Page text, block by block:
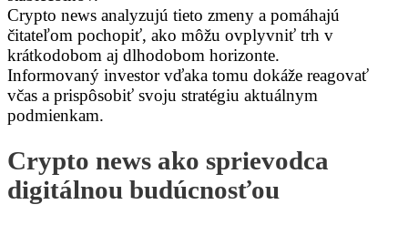
Crypto news analyzujú tieto zmeny a pomáhajú
čitateľom pochopiť, ako môžu ovplyvniť trh v
krátkodobom aj dlhodobom horizonte.
Informovaný investor vďaka tomu dokáže reagovať
včas a prispôsobiť svoju stratégiu aktuálnym
podmienkam.
Crypto news ako sprievodca
digitálnou budúcnosťou